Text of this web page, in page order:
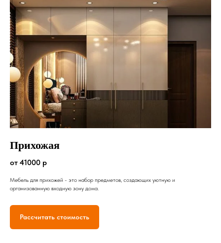
Прихожая
от 41000 р
Мебель для прихожей - это набор предметов, создающих уютную и
организованную входную зону дома.
Рассчитать стоимость